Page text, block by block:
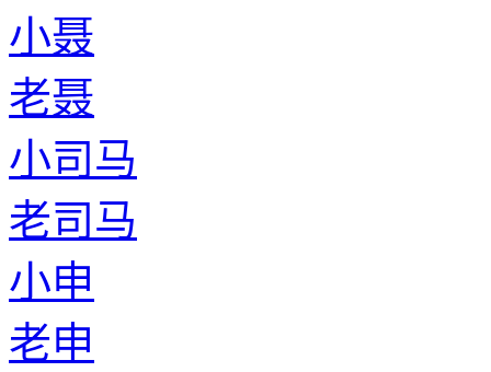
小聂
老聂
小司马
老司马
小申
老申